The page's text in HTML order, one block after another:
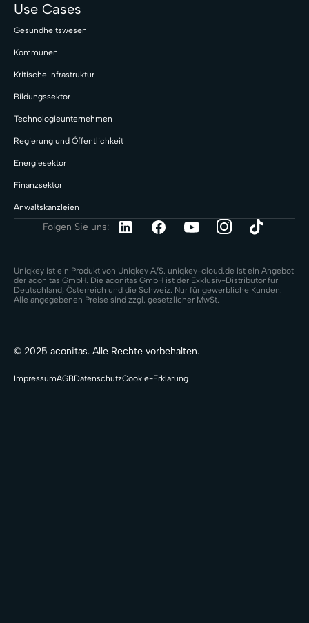
Use Cases
Gesundheitswesen
Kommunen
Kritische Infrastruktur
Bildungssektor
Technologieunternehmen
Regierung und Öffentlichkeit
Energiesektor
Finanzsektor
Anwaltskanzleien
Folgen Sie uns:
Uniqkey ist ein Produkt von Uniqkey A/S. uniqkey-cloud.de ist ein Angebot
der aconitas GmbH. Die aconitas GmbH ist der Exklusiv-Distributor für
Deutschland, Österreich und die Schweiz. Nur für gewerbliche Kunden.
Alle angegebenen Preise sind zzgl. gesetzlicher MwSt.
© 2025 aconitas. Alle Rechte vorbehalten.
ImpressumAGBDatenschutzCookie-Erklärung